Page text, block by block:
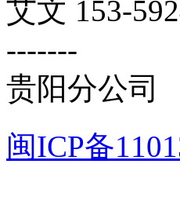
艾文 153-
-------
贵阳分公司
闽ICP备